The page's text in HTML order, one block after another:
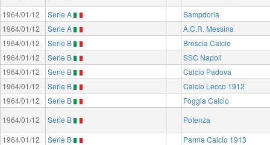
1964/01/12
Serie A
Sampdoria
1964/01/12
Serie A
A.C.R. Messina
1964/01/12
Serie B
Brescia Calcio
1964/01/12
Serie B
SSC Napoli
1964/01/12
Serie B
Calcio Padova
1964/01/12
Serie B
Calcio Lecco 1912
1964/01/12
Serie B
Foggia Calcio
1964/01/12
Serie B
Potenza
1964/01/12
Serie B
Parma Calcio 1913